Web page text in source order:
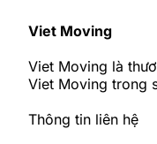
Viet Moving
Viet Moving là
Viet Moving trong
Thông tin liên hệ